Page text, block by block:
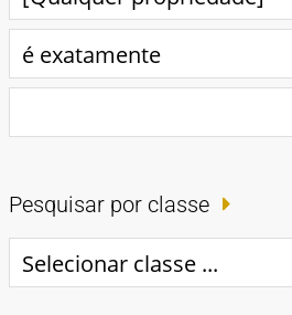
Pesquisar por classe